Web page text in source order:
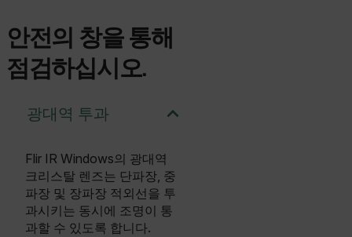
안전의 창을 통해
점검하십시오.
광대역 투과
Flir IR Windows의 광대역
크리스탈 렌즈는 단파장, 중
파장 및 장파장 적외선을 투
과시키는 동시에 조명이 통
과할 수 있도록 합니다.